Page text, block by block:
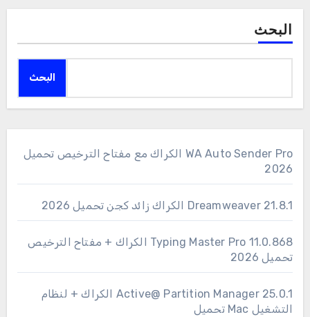
البحث
البحث
WA Auto Sender Pro الكراك مع مفتاح الترخيص تحميل
2026
Dreamweaver 21.8.1 الكراك زائد كجن تحميل 2026
11.0.868 Typing Master Pro الكراك + مفتاح الترخيص
تحميل 2026
25.0.1 Active@ Partition Manager الكراك + لنظام
التشغيل Mac تحميل